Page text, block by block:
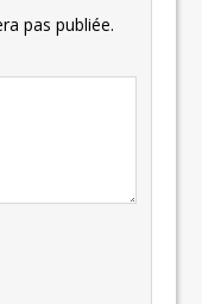
pas publiée.